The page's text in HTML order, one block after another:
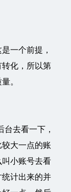
一个前提，
化，所以第
。
去看一下，
大一点的账
小账号去看
计出来的并